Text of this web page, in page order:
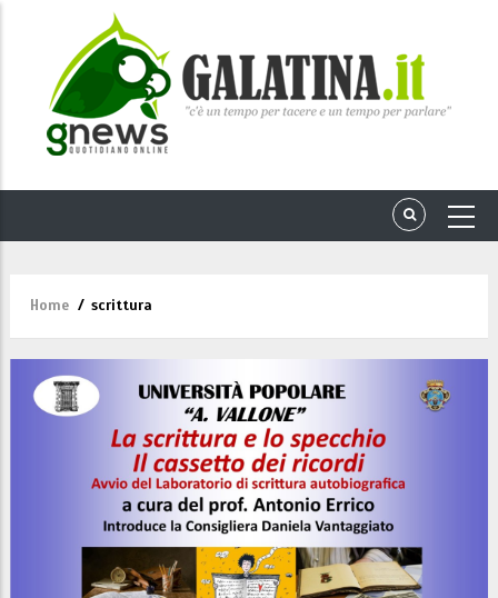
Briciole
di
pane
Home / scrittura